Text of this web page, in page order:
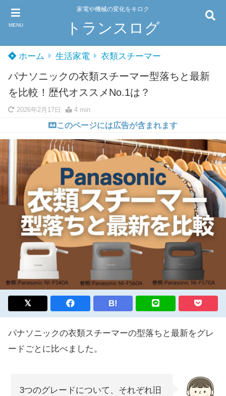
MENU
家電や機械の変化をキロク
トランスログ
ホーム 生活家電 衣類スチーマー
パナソニックの衣類スチーマー型落ちと最新
を比較！歴代オススメNo.1は？
2026年2月17日 4 min
B!
パナソニックの衣類スチーマーの型落ちと最新をグレ
ードごとに比べました。
3つのグレードについて、それぞれ旧